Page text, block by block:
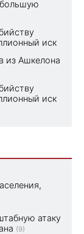
иск
из Ашкелона
иск
атаку
(9)